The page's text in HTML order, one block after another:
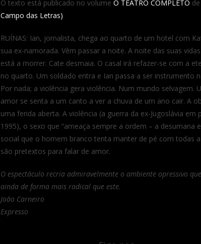
O texto está publicado no volume O TEATRO COMPLETO
Campo das Letras)
RUÍNAS: Ian, jornalista, chega ao quarto de um hotel com
sua ex-namorada. Vêm passar a noite. A noite das suas
está a morrer. Cate desmaia. O casal irá refazer-se com a
no quarto. Um soldado entra e Ian passa a ser instrumento
Por nada; a violência gera violência. Num mundo selvagem.
amor se senta a um canto a ver a chuva de um ano cair. A
uma ferida aberta. A violência (a guerra da ex-Jugoslávia em
1995), o sexo que “ameaça sempre a ordem – a desumana
social que o homem branco tenta manter de pé com todas
são pretextos para falar de amor.
O espectáculo recria admiravelmente o ambiente opressivo
ainda de forma mais radical que este.
João Carneiro
Expresso